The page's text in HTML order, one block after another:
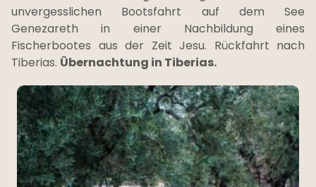
unvergesslichen Bootsfahrt auf dem See
Genezareth in einer Nachbildung eines
Fischerbootes aus der Zeit Jesu. Rückfahrt nach
Tiberias. Übernachtung in Tiberias.